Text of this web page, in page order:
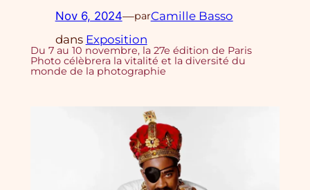
Nov 6, 2024—parCamille Basso
dans Exposition
Du 7 au 10 novembre, la 27e édition de Paris
Photo célèbrera la vitalité et la diversité du
monde de la photographie